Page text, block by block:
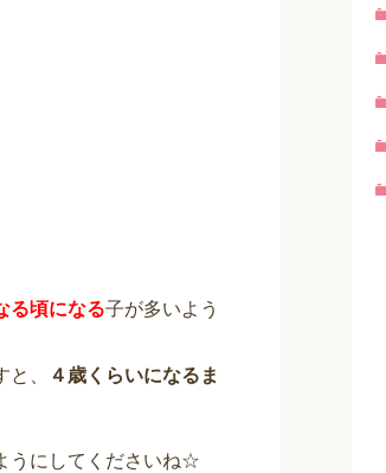
る頃になる子が多いよう
、
４歳くらいになるま
うにしてくださいね☆